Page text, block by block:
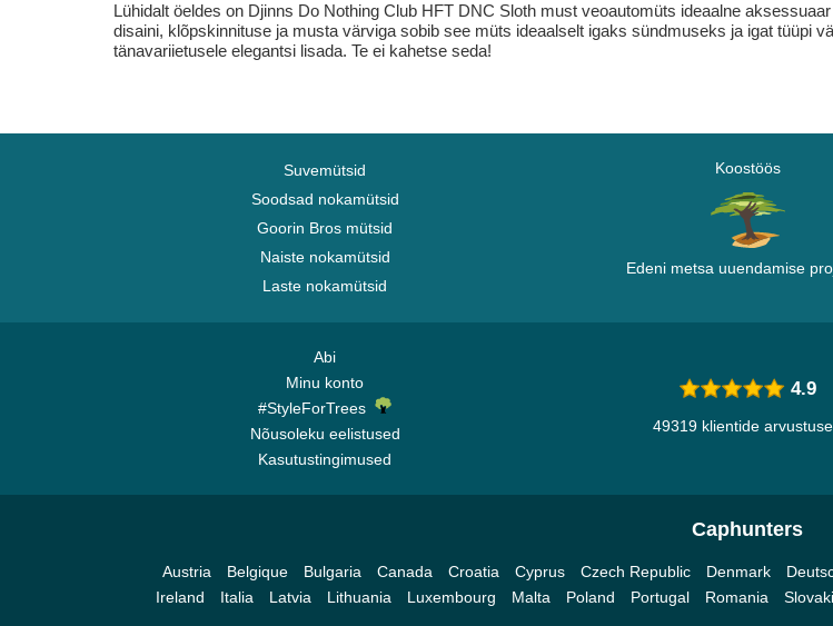
Lühidalt öeldes on Djinns Do Nothing Club HFT DNC Sloth must veoautomüts ideaalne
disaini, klõpskinnituse ja musta värviga sobib see müts ideaalselt igaks sündmuseks ja igat tüüpi
tänavariietusele elegantsi lisada. Te ei kahetse seda!
Suvemütsid
Soodsad nokamütsid
Goorin Bros mütsid
Naiste nokamütsid
Laste nokamütsid
Koostöös
Edeni metsa uuendamise
Abi
Minu konto
#StyleForTrees
Nõusoleku eelistused
Kasutustingimused
4.9
49319 klientide
Caphunters
Austria Belgique Bulgaria Canada Croatia Cyprus Czech Republic Denmark
Ireland
Italia Latvia Lithuania Luxembourg Malta Poland Portugal Romania